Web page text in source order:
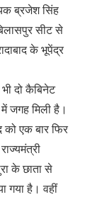
ब्रजेश सिंह
सीट से
के भूपेंद्र
दो कैबिनेट
जगह मिली है।
एक बार फिर
के छाता से
गया है। वहीं